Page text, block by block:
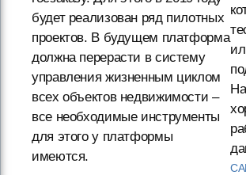
будет реализован ряд пилотных
проектов. В будущем платформа
должна перерасти в систему
управления жизненным циклом
всех объектов недвижимости –
все необходимые инструменты
для этого у платформы
имеются.